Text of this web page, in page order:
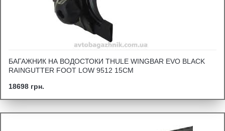
БАГАЖНИК НА ВОДОСТОКИ THULE WINGBAR EVO BLACK
RAINGUTTER FOOT LOW 9512 15СМ
18698 грн.